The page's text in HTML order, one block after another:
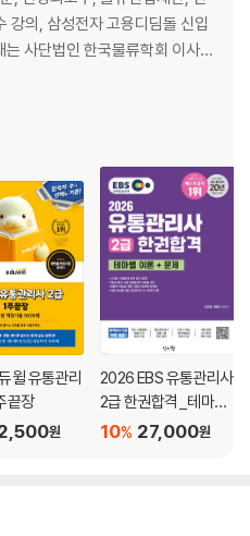
강의, 삼성전자 고용디딤돌 신입
사단법인 한국물류학회 이사이
하대학교 산학협력교수, EBS
통역안내사 관광법규 교수를 역
관리과정 강의를 진행하고 있다.
윌 유통관리
끝장
원
2026 EBS 유통관리사
2급 한권합격_테마별
이론+문제27,000원
10%